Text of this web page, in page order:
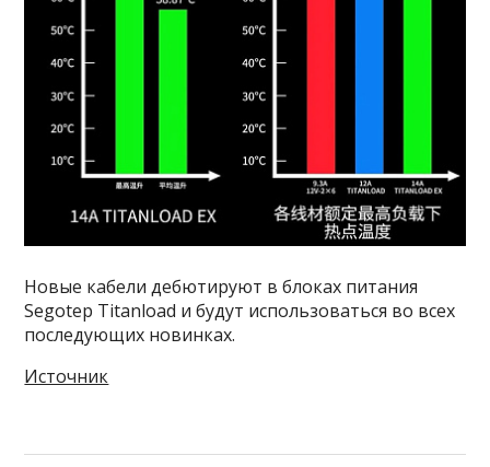
Новые кабели дебютируют в блоках питания
Segotep Titanload и будут использоваться во всех
последующих новинках.
Источник